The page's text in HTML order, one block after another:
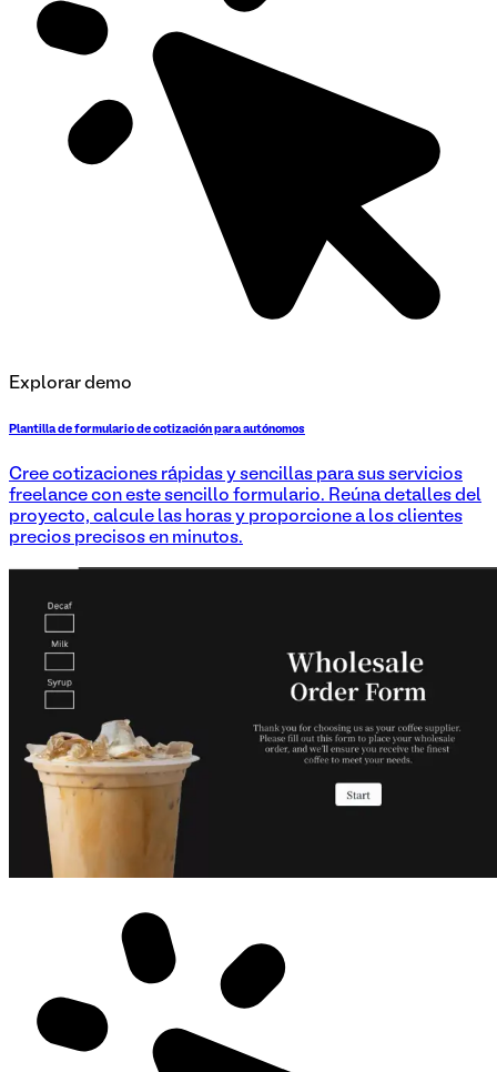
Explorar demo
Plantilla de formulario de cotización para autónomos
Cree cotizaciones rápidas y sencillas para sus servicios
freelance con este sencillo formulario. Reúna detalles del
proyecto, calcule las horas y proporcione a los clientes
precios precisos en minutos.